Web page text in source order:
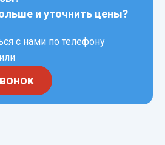
и уточнить цены?
с нами по телефону
или